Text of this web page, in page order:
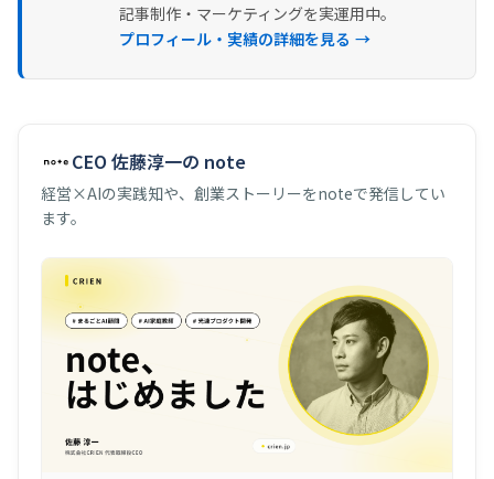
記事制作・マーケティングを実運用中。
プロフィール・実績の詳細を見る →
CEO 佐藤淳一の note
経営×AIの実践知や、創業ストーリーをnoteで発信してい
ます。